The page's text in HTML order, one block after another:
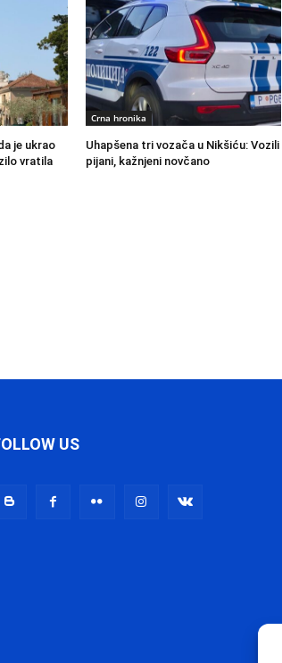
je ukrao
vratila
Crna hronika
Uhapšena tri vozača u Nikšiću: Vozili
pijani, kažnjeni novčano
US